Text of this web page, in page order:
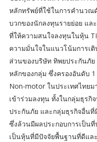
หลักทรัพย์ที่ใช้ในการคำนวณ
บวกของนักลงทุนรายย่อย แล
ที่ให้ความสนใจลงทุนในหุ้น
ความมั่นใจในแนวโน้มการเ
ส่วนของบริษัท ทิพยประกันภั
หลักของกลุ่ม ซึ่งครองอันดับ
Non-motor ในประเทศไทย
เข้าร่วมลงทุน ทั้งในกลุ่มธุร
ประกันภัย และกลุ่มธุรกิจอื่นที่
ซึ่งล้วนมีผลประกอบการเป็น
เป็นหุ้นที่มีปัจจัยพื้นฐานที่ดีแล